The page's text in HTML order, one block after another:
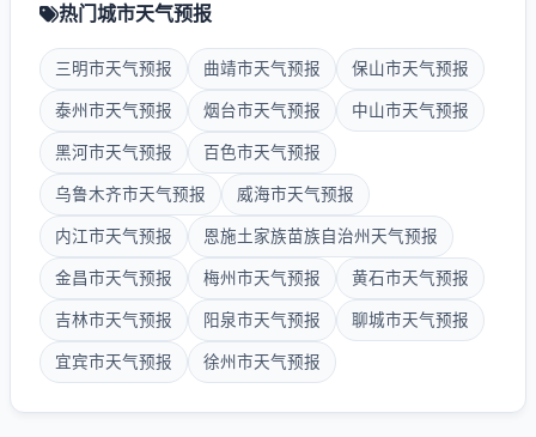
热门城市天气预报
三明市天气预报 曲靖市天气预报 保山市天气预报
泰州市天气预报 烟台市天气预报 中山市天气预报
黑河市天气预报 百色市天气预报
乌鲁木齐市天气预报 威海市天气预报
内江市天气预报 恩施土家族苗族自治州天气预报
金昌市天气预报 梅州市天气预报 黄石市天气预报
吉林市天气预报 阳泉市天气预报 聊城市天气预报
宜宾市天气预报 徐州市天气预报